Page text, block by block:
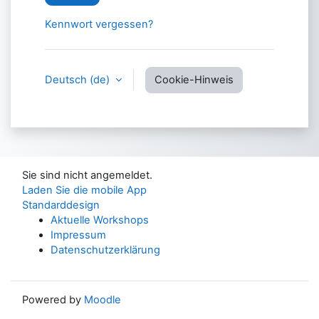
Kennwort vergessen?
Deutsch ‎(de)‎ Cookie-Hinweis
Sie sind nicht angemeldet.
Laden Sie die mobile App
Standarddesign
Aktuelle Workshops
Impressum
Datenschutzerklärung
Powered by Moodle